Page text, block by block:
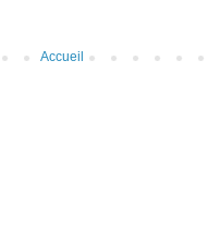
Accueil